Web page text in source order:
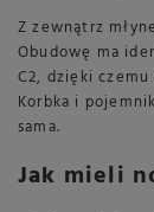
Z zewnątrz
Obudowę ma
C2, dzięki
Korbka i
sama.
Jak mieli